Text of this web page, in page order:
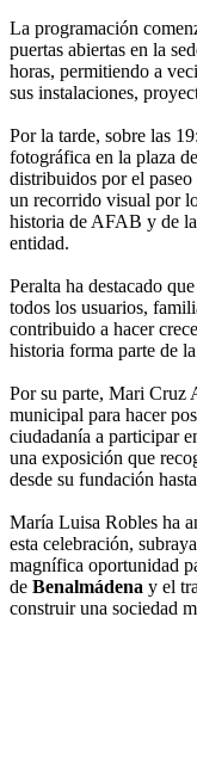
La programación
puertas abiertas en la
horas, permitiendo a
sus instalaciones,
Por la tarde, sobre las
fotográfica en la plaza
distribuidos por el
un recorrido visual por
historia de AFAB y de
entidad.
Peralta ha destacado
todos los usuarios,
contribuido a hacer
historia forma parte de
Por su parte, Mari Cruz
municipal para hacer
ciudadanía a participar
una exposición que
desde su fundación
María Luisa Robles ha
esta celebración,
magnífica oportunidad
de Benalmádena y el
construir una sociedad